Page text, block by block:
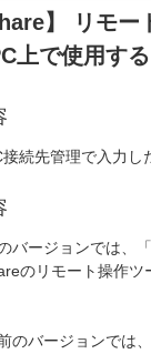
】 リモ
上で使用す
接続先管理で入力
バージョンでは、
のリモート操作
のバージョンでは